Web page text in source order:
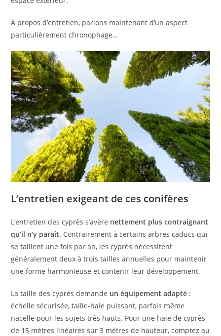
À propos d’entretien, parlons maintenant d’un aspect
particulièrement chronophage…
L’entretien exigeant de ces conifères
L’entretien des cyprès s’avère nettement plus contraignant
qu’il n’y paraît. Contrairement à certains arbres caducs qui
se taillent une fois par an, les cyprès nécessitent
généralement deux à trois tailles annuelles pour maintenir
une forme harmonieuse et contenir leur développement.
La taille des cyprès demande un équipement adapté :
échelle sécurisée, taille-haie puissant, parfois même
nacelle pour les sujets très hauts. Pour une haie de cyprès
de 15 mètres linéaires sur 3 mètres de hauteur, comptez au